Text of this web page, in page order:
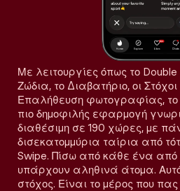
Με λειτουργίες όπως το
Ζώδια, το Διαβατήριο, οι
Επαλήθευση φωτογραφίας, το
πιο δημοφιλής εφαρμογή
διαθέσιμη σε 190 χώρες, με
δισεκατομμύρια ταίρια από
Swipe. Πίσω από κάθε ένα
υπάρχουν αληθινά άτομα.
στόχος. Είναι το μέρος που